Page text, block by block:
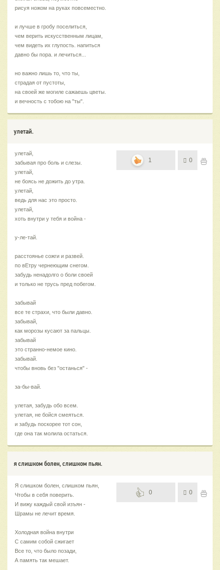
рисуя ножом на руках повсеместно.
и лучше в гробу поселиться,
чем верить искусственным лицам,
чем видеть их глупость. напиться
давно бы пора. и лечиться...
но важно лишь то, что ты,
страдая от пустоты,
на своей же могиле сажаешь цветы.
и вечность с тобою на "ты".
улетай.
улетай,
забывая про боль и слезы.
улетай,
не боясь не дожить до утра.
улетай,
ведь для нас это просто.
улетай,
хоть внутри у тебя и война -
у-ле-тай.
расстоянье сожги и развей.
по вЕтру чернеющим снегом.
забудь ненадолго о боли своей
и только не трусь пред побегом.
забывай
все те страхи, что были давно.
забывай,
как морозы кусают за пальцы.
забывай
это странно-немое кино.
забывай.
чтобы вновь без "останься" -
за-бы-вай.
улетая, забудь обо всем.
улетая, не бойся смеяться.
и забудь поскорее тот сон,
где она так молила остаться.
1 0
я слишком болен, слишком пьян.
Я слишком болен, слишком пьян,
Чтобы в себя поверить.
И вижу каждый свой изъян -
Шрамы не лечит время.
Холодная война внутри
С самим собой сжигает
Все то, что было позади,
А память так мешает.
0 0